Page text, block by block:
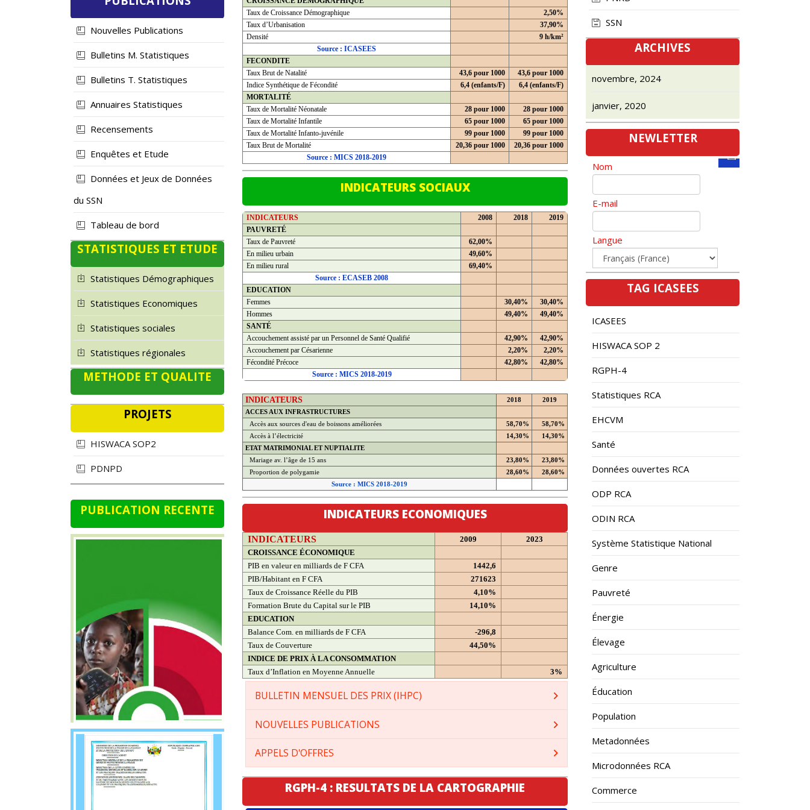
Nouvelles Publications
Bulletins M. Statistiques
Bulletins T. Statistiques
Annuaires Statistiques
Recensements
Enquêtes et Etude
Données et Jeux de Données
du SSN
Tableau de bord
STATISTIQUES ET ETUDE
Statistiques Démographiques
Statistiques Economiques
Statistiques sociales
Statistiques régionales
METHODE ET QUALITE
PROJETS
HISWACA SOP2
PDNPD
PUBLICATION RECENTE
Taux de Croissance Démographique
2,50%
Taux d’Urbanisation
37,90%
Densité
9 h/km²
Source : ICASEES
FECONDITE
Taux Brut de Natalité
43,6 pour 1000
43,6 pour 1000
Indice Synthétique de Fécondité
6,4 (enfants/F)
6,4 (enfants/F)
MORTALITÉ
Taux de Mortalité Néonatale
28 pour 1000
28 pour 1000
Taux de Mortalité Infantile
65 pour 1000
65 pour 1000
Taux de Mortalité Infanto-juvénile
99 pour 1000
99 pour 1000
Taux Brut de Mortalité
20,36 pour 1000
20,36 pour 1000
Source : MICS 2018-2019
INDICATEURS SOCIAUX
INDICATEURS 2008 2018
2019
PAUVRETÉ
Taux de Pauvreté
62,00%
En milieu urbain
49,60%
En milieu rural
69,40%
Source : ECASEB 2008
EDUCATION
Femmes
30,40%
30,40%
Hommes
49,40%
49,40%
SANTÉ
Accouchement assisté par un Personnel de Santé Qualifié
42,90%
42,90%
Accouchement par Césarienne
2,20%
2,20%
Fécondité Précoce
42,80%
42,80%
Source : MICS 2018-2019
INDICATEURS 2018
2019
ACCES AUX INFRASTRUCTURES
Accès aux sources d'eau de boissons améliorées
58,70%
58,70%
Accès à l’électricité
14,30%
14,30%
ETAT MATRIMONIAL ET NUPTIALITE
Mariage av. l’âge de 15 ans
23,80%
23,80%
Proportion de polygamie
28,60%
28,60%
Source : MICS 2018-2019
INDICATEURS ECONOMIQUES
INDICATEURS 2009
2023
CROISSANCE ÉCONOMIQUE
PIB en valeur en milliards de F CFA
1442,6
PIB/Habitant en F CFA
271623
Taux de Croissance Réelle du PIB
4,10%
Formation Brute du Capital sur le PIB
14,10%
EDUCATION
Balance Com. en milliards de F CFA
-296,8
Taux de Couverture
44,50%
INDICE DE PRIX À LA CONSOMMATION
Taux d’Inflation en Moyenne Annuelle
3%
BULLETIN MENSUEL DES PRIX (IHPC)
NOUVELLES PUBLICATIONS
APPELS D'OFFRES
RGPH-4 : RESULTATS DE LA CARTOGRAPHIE
SSN
ARCHIVES
novembre, 2024
janvier, 2020
NEWLETTER
Nom
E-mail
Langue
TAG ICASEES
ICASEES
HISWACA SOP 2
RGPH-4
Statistiques RCA
EHCVM
Santé
Données ouvertes RCA
ODP RCA
ODIN RCA
Système Statistique National
Genre
Pauvreté
Énergie
Élevage
Agriculture
Éducation
Population
Metadonnées
Microdonnées RCA
Commerce